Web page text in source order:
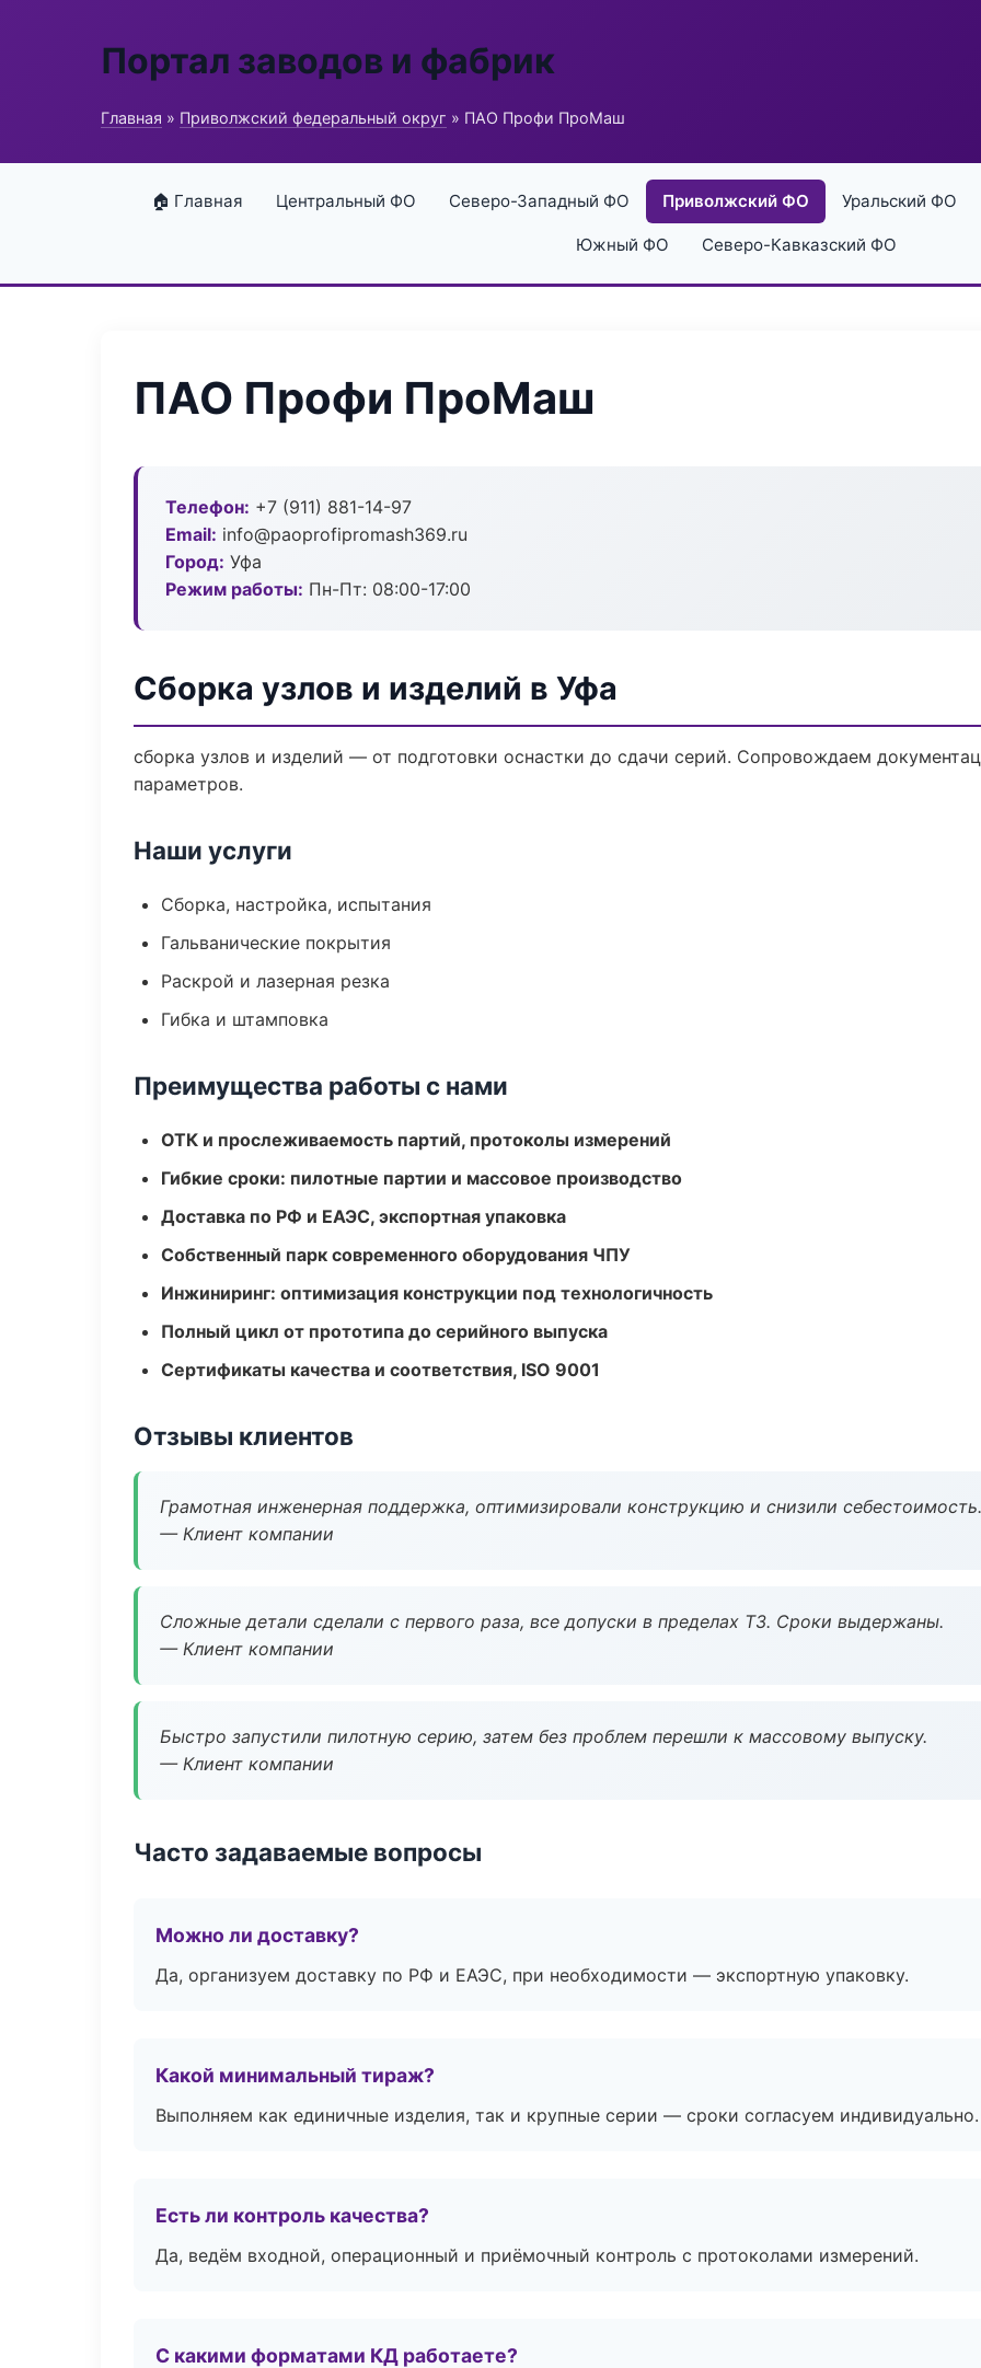
Портал заводов и фабрик
Главная » Приволжский федеральный округ » ПАО Профи ПроМаш
🏠 Главная Центральный ФО Северо-Западный ФО Приволжский ФО Уральский ФО
Южный ФО Северо-Кавказский ФО
ПАО Профи ПроМаш
Телефон: +7 (911) 881-14-97
Email: info@paoprofipromash369.ru
Город: Уфа
Режим работы: Пн-Пт: 08:00-17:00
Сборка узлов и изделий в Уфа
сборка узлов и изделий — от подготовки оснастки до сдачи серий. Сопровождаем
параметров.
Наши услуги
Сборка, настройка, испытания
Гальванические покрытия
Раскрой и лазерная резка
Гибка и штамповка
Преимущества работы с нами
ОТК и прослеживаемость партий, протоколы измерений
Гибкие сроки: пилотные партии и массовое производство
Доставка по РФ и ЕАЭС, экспортная упаковка
Собственный парк современного оборудования ЧПУ
Инжиниринг: оптимизация конструкции под технологичность
Полный цикл от прототипа до серийного выпуска
Сертификаты качества и соответствия, ISO 9001
Отзывы клиентов
Грамотная инженерная поддержка, оптимизировали конструкцию и снизили себестоимость.
— Клиент компании
Сложные детали сделали с первого раза, все допуски в пределах ТЗ. Сроки выдержаны.
— Клиент компании
Быстро запустили пилотную серию, затем без проблем перешли к массовому выпуску.
— Клиент компании
Часто задаваемые вопросы
Можно ли доставку?
Да, организуем доставку по РФ и ЕАЭС, при необходимости — экспортную упаковку.
Какой минимальный тираж?
Выполняем как единичные изделия, так и крупные серии — сроки согласуем индивидуально.
Есть ли контроль качества?
Да, ведём входной, операционный и приёмочный контроль с протоколами измерений.
С какими форматами КД работаете?